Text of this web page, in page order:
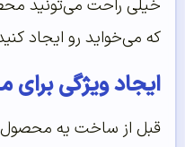
خیلی راحت می‌تونید
که می‌خواید رو ایجاد
ایجاد ویژگی
قبل از ساخت یه محصول